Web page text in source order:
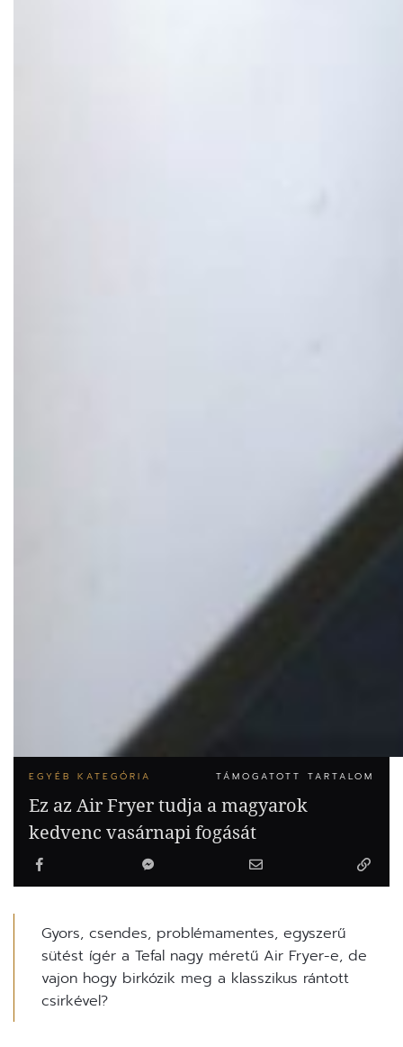
EGYÉB KATEGÓRIA TÁMOGATOTT TARTALOM
Ez az Air Fryer tudja a magyarok
kedvenc vasárnapi fogását
Gyors, csendes, problémamentes, egyszerű
sütést ígér a Tefal nagy méretű Air Fryer-e, de
vajon hogy birkózik meg a klasszikus rántott
csirkével?